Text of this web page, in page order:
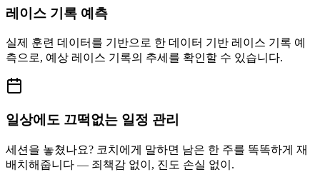
레이스 기록 예측
실제 훈련 데이터를 기반으로 한 데이터 기반 레이스 기록 예
측으로, 예상 레이스 기록의 추세를 확인할 수 있습니다.
일상에도 끄떡없는 일정 관리
세션을 놓쳤나요? 코치에게 말하면 남은 한 주를 똑똑하게 재
배치해줍니다 — 죄책감 없이, 진도 손실 없이.